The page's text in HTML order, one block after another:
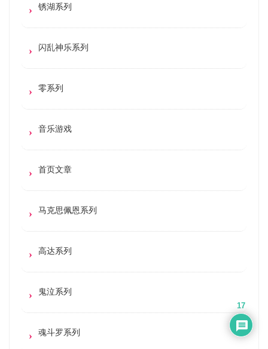
锈湖系列
闪乱神乐系列
零系列
音乐游戏
首页文章
马克思佩恩系列
高达系列
鬼泣系列
魂斗罗系列
17